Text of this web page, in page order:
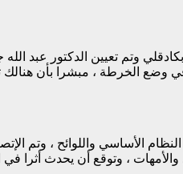
وتم تعيين الدكتور عبد
وضع الخرطة ، مبشرا بأن هنالك
الأساسي واللوائح ، وتم
، وتوقع أن يحدث أثرا في